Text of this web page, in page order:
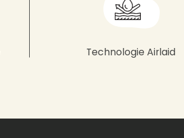
Technologie Airlaid